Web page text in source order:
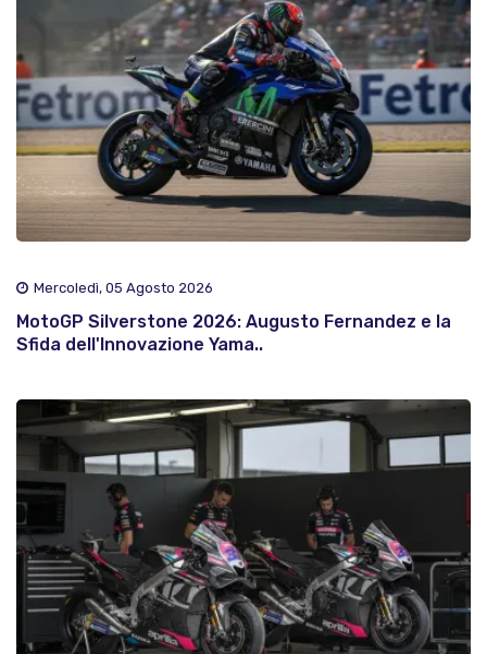
Mercoledì, 05 Agosto 2026
MotoGP Silverstone 2026: Augusto Fernandez e la
Sfida dell'Innovazione Yama..